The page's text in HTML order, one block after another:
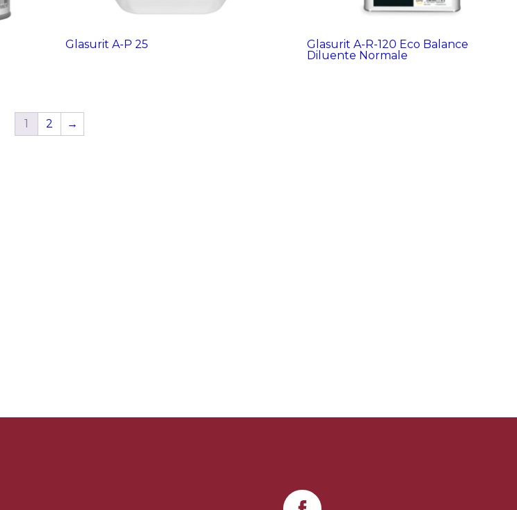
Glasurit A-P 25
Glasurit A-R-120 Eco Balance
Diluente Normale
1 2 →